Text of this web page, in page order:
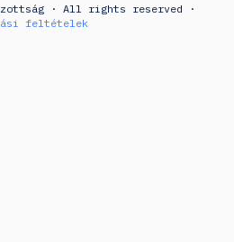
· All rights reserved ·
feltételek